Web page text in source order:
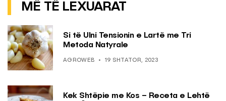
MË TË LEXUARAT
Si të Ulni Tensionin e Lartë me Tri
Metoda Natyrale
AGROWEB 19 SHTATOR, 2023
Kek Shtëpie me Kos – Receta e Lehtë